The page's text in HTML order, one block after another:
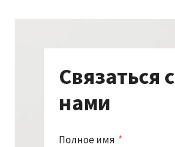
Связаться с
нами
Полное имя *